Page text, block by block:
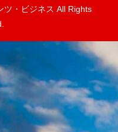
・ビジネス All Rights